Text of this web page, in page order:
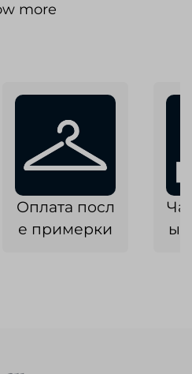
more
Оплата посл
е примерки